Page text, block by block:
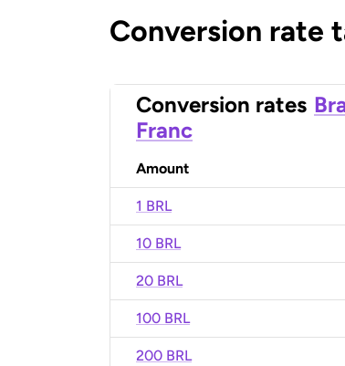
Conversion rate
Conversion rates
Franc
Amount
1 BRL
10 BRL
20 BRL
100 BRL
200 BRL